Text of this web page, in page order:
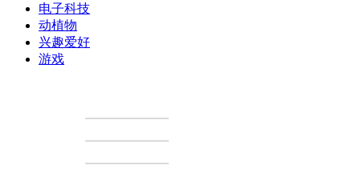
电子科技
动植物
兴趣爱好
游戏